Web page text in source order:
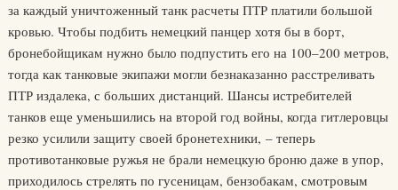
за каждый уничтоженный танк расчеты ПТР платили большой
кровью. Чтобы подбить немецкий панцер хотя бы в борт,
бронебойщикам нужно было подпустить его на 100–200 метров,
тогда как танковые экипажи могли безнаказанно расстреливать
ПТР издалека, с больших дистанций. Шансы истребителей
танков еще уменьшились на второй год войны, когда гитлеровцы
резко усилили защиту своей бронетехники, – теперь
противотанковые ружья не брали немецкую броню даже в упор,
приходилось стрелять по гусеницам, бензобакам, смотровым